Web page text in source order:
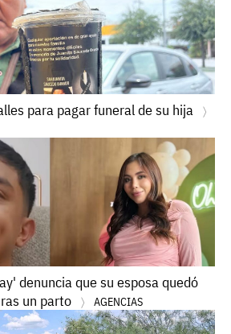
para pagar funeral de su hija
denuncia que su esposa quedó
un parto
AGENCIAS